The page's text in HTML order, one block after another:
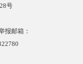
号
报邮箱：